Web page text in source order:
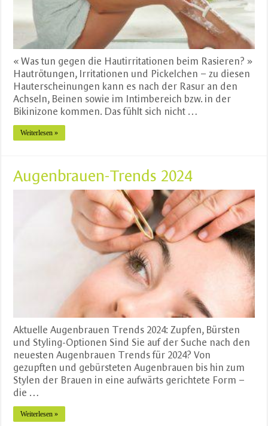
« Was tun gegen die Hautirritationen beim Rasieren? »
Hautrötungen, Irritationen und Pickelchen – zu diesen
Hauterscheinungen kann es nach der Rasur an den
Achseln, Beinen sowie im Intimbereich bzw. in der
Bikinizone kommen. Das fühlt sich nicht …
Weiterlesen »
Augenbrauen-Trends 2024
Aktuelle Augenbrauen Trends 2024: Zupfen, Bürsten
und Styling-Optionen Sind Sie auf der Suche nach den
neuesten Augenbrauen Trends für 2024? Von
gezupften und gebürsteten Augenbrauen bis hin zum
Stylen der Brauen in eine aufwärts gerichtete Form –
die …
Weiterlesen »